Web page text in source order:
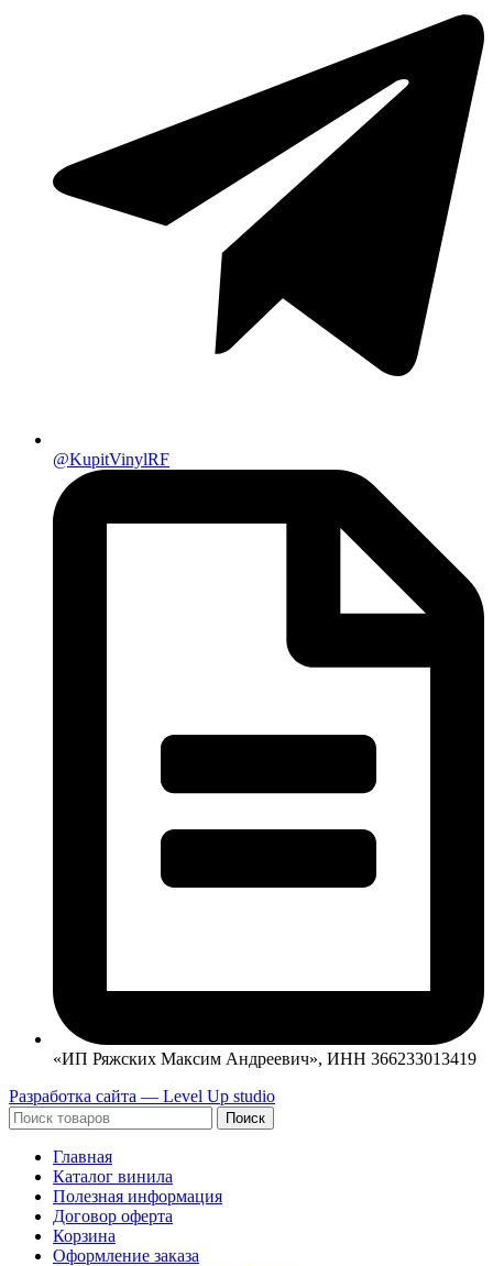
@KupitVinylRF
«ИП Ряжских Максим Андреевич», ИНН 366233013419
Разработка сайта — Level Up studio
Поиск
Главная
Каталог винила
Полезная информация
Договор оферта
Корзина
Оформление заказа